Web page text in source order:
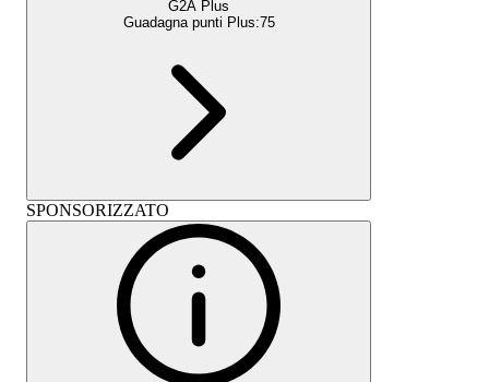
G2A Plus
Guadagna punti Plus:75
SPONSORIZZATO